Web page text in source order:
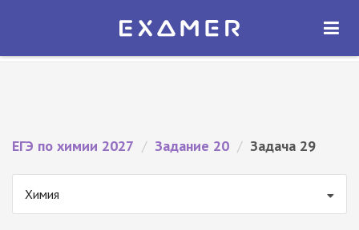
Экзамер — ЕГЭ 2027
ОТКРЫТЬ
ЕГЭ по химии 2027 / Задание 20 / Задача 29
Химия